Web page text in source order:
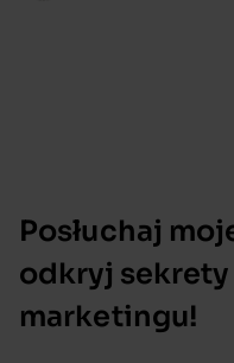
Posłuchaj
odkryj
marketingu!